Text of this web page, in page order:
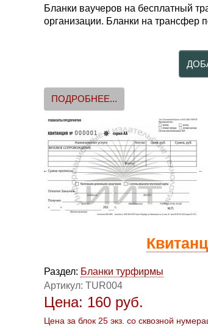
Бланки ваучеров на бесплатный
организации. Бланки на трансфер
ПОДРОБНЕЕ...
Раздел: Бланки турфирмы
Артикул: TUR004
Цена: 160 руб.
Цена за блок 25 экз. со сквозной